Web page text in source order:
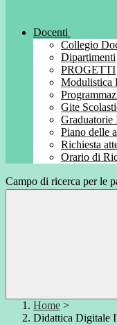
Docenti
Collegio
Dipartimenti
PROGETTI
Modulistica
Gite
Graduatorie
Piano delle
Richiesta
Orario di
Campo di ricerca per le
Home >
Didattica Digitale